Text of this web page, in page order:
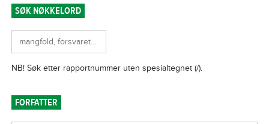
SØK NØKKELORD
FORFATTER